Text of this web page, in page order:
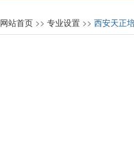
网站首页>> 专业设置>> 西安天正